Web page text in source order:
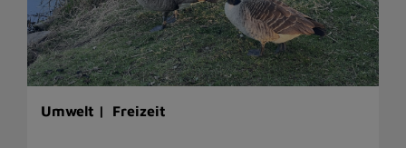
Umwelt | Freizeit